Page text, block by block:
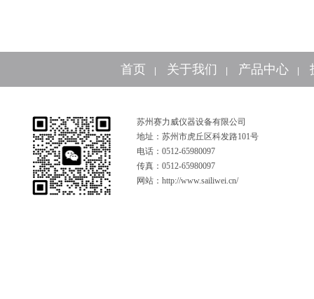
首页 | 关于我们 | 产品中心 |
苏州赛力威仪器设备有限公司
地址：苏州市虎丘区科发路101号
电话：0512-65980097
传真：0512-65980097
网站：http://www.sailiwei.cn/